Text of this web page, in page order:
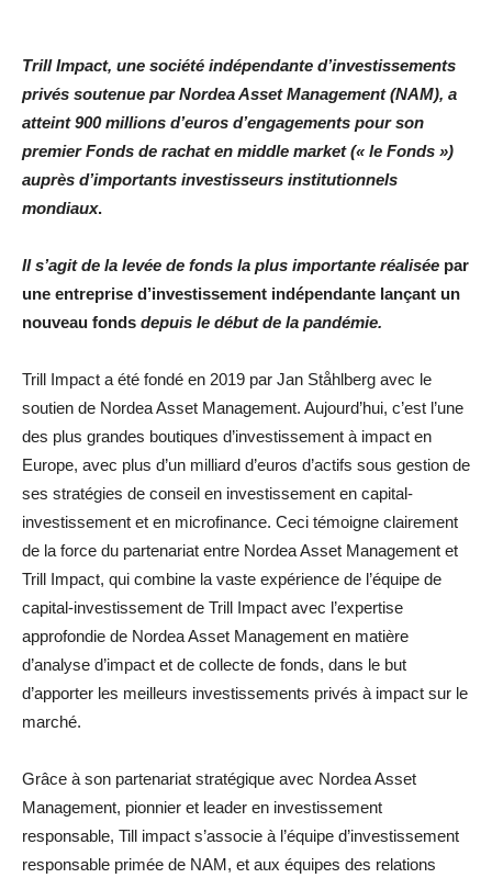
Trill Impact, une société indépendante d’investissements
privés soutenue par Nordea Asset Management (NAM), a
atteint 900 millions d’euros d’engagements pour son
premier Fonds de rachat en middle market (« le Fonds »)
auprès d’importants investisseurs institutionnels
mondiaux.
Il s’agit de la levée de fonds la plus importante réalisée par
une entreprise d’investissement indépendante lançant un
nouveau fonds depuis le début de la pandémie.
Trill Impact a été fondé en 2019 par Jan Ståhlberg avec le
soutien de Nordea Asset Management. Aujourd’hui, c’est l’une
des plus grandes boutiques d’investissement à impact en
Europe, avec plus d’un milliard d’euros d’actifs sous gestion de
ses stratégies de conseil en investissement en capital-
investissement et en microfinance. Ceci témoigne clairement
de la force du partenariat entre Nordea Asset Management et
Trill Impact, qui combine la vaste expérience de l’équipe de
capital-investissement de Trill Impact avec l’expertise
approfondie de Nordea Asset Management en matière
d’analyse d’impact et de collecte de fonds, dans le but
d’apporter les meilleurs investissements privés à impact sur le
marché.
Grâce à son partenariat stratégique avec Nordea Asset
Management, pionnier et leader en investissement
responsable, Till impact s’associe à l’équipe d’investissement
responsable primée de NAM, et aux équipes des relations